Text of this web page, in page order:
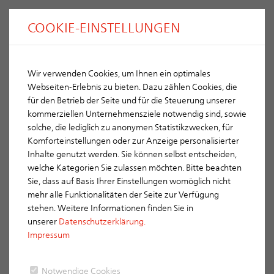
Thema
Cool Roof
COOKIE-EINSTELLUNGEN
Wir verwenden Cookies, um Ihnen ein optimales
Webseiten-Erlebnis zu bieten. Dazu zählen Cookies, die
für den Betrieb der Seite und für die Steuerung unserer
kommerziellen Unternehmensziele notwendig sind, sowie
solche, die lediglich zu anonymen Statistikzwecken, für
Komforteinstellungen oder zur Anzeige personalisierter
Inhalte genutzt werden. Sie können selbst entscheiden,
welche Kategorien Sie zulassen möchten. Bitte beachten
Sie, dass auf Basis Ihrer Einstellungen womöglich nicht
mehr alle Funktionalitäten der Seite zur Verfügung
stehen. Weitere Informationen finden Sie in
unserer Datenschutzerklärung.
Impressum
Notwendige Cookies